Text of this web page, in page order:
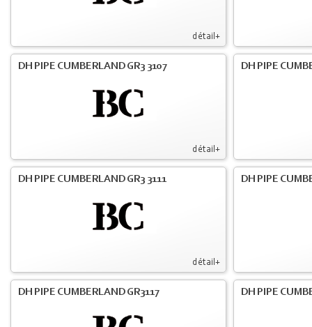
détail+
détail+
DH PIPE CUMBERLAND GR3 3107 DH PIPE
détail+
DH PIPE CUMBERLAND GR3 3111 DH PIPE
DH PIPE CUMBERLAND GR3117 DH PIPE